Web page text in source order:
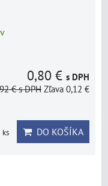
0,80 € s DPH
€s DPH Zľava 0,12 €
ks DO KOŠÍKA